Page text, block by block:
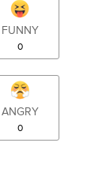
FUNNY
0
ANGRY
0